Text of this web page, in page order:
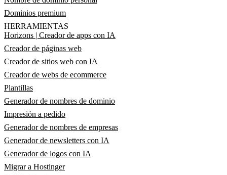
Dominios premium
HERRAMIENTAS
Horizons | Creador de apps con IA
Creador de páginas web
Creador de sitios web con IA
Creador de webs de ecommerce
Plantillas
Generador de nombres de dominio
Impresión a pedido
Generador de nombres de empresas
Generador de newsletters con IA
Generador de logos con IA
Migrar a Hostinger